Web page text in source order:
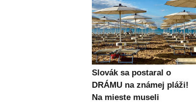
Slovák sa postaral o
DRÁMU na známej pláži!
Na mieste museli